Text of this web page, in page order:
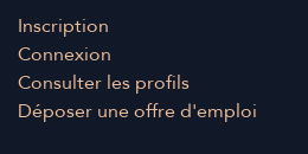
Inscription
Connexion
Consulter les profils
Déposer une offre d'emploi